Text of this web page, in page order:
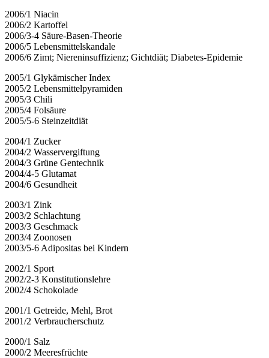
2006/1 Niacin
2006/2 Kartoffel
2006/3-4 Säure-Basen-Theorie
2006/5 Lebensmittelskandale
2006/6 Zimt; Niereninsuffizienz; Gichtdiät; Diabetes-Epidemie
2005/1 Glykämischer Index
2005/2 Lebensmittelpyramiden
2005/3 Chili
2005/4 Folsäure
2005/5-6 Steinzeitdiät
2004/1 Zucker
2004/2 Wasservergiftung
2004/3 Grüne Gentechnik
2004/4-5 Glutamat
2004/6 Gesundheit
2003/1 Zink
2003/2 Schlachtung
2003/3 Geschmack
2003/4 Zoonosen
2003/5-6 Adipositas bei Kindern
2002/1 Sport
2002/2-3 Konstitutionslehre
2002/4 Schokolade
2001/1 Getreide, Mehl, Brot
2001/2 Verbraucherschutz
2000/1 Salz
2000/2 Meeresfrüchte